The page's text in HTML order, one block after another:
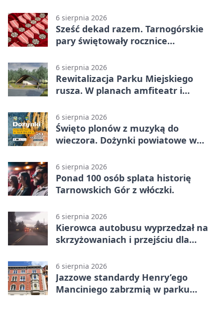
6 sierpnia 2026
Sześć dekad razem. Tarnogórskie
pary świętowały rocznice
6 sierpnia 2026
Rewitalizacja Parku Miejskiego
rusza. W planach amfiteatr i
6 sierpnia 2026
Święto plonów z muzyką do
wieczora. Dożynki powiatowe w
6 sierpnia 2026
Ponad 100 osób splata historię
Tarnowskich Gór z włóczki.
6 sierpnia 2026
Kierowca autobusu wyprzedzał na
skrzyżowaniach i przejściu dla
6 sierpnia 2026
Jazzowe standardy Henry’ego
Manciniego zabrzmią w parku